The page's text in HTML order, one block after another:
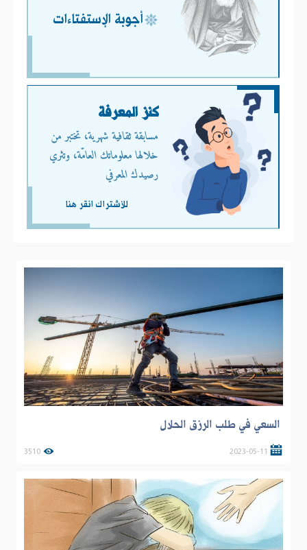
أجوبة الإستفتاءات
كنز المعرفة
مسابقة ثقافية شهرية، تختبر من
خلالها معلوماتك العامّة، وتثري
رصيدك المعرفي
للأشتراك انقر هنا
السعي في طلب الرزق الحلال
2023-05-11
3510